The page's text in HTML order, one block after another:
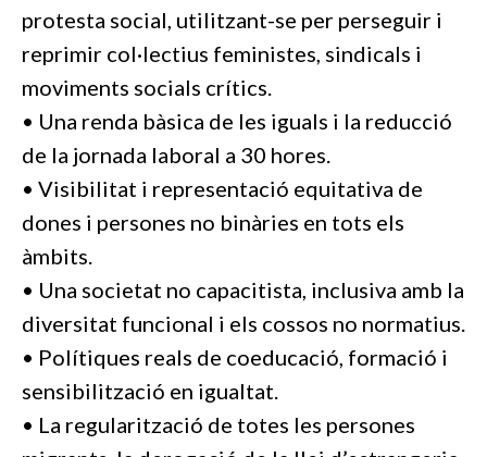
protesta social, utilitzant-se per perseguir i
reprimir col·lectius feministes, sindicals i
moviments socials crítics.
• Una renda bàsica de les iguals i la reducció
de la jornada laboral a 30 hores.
• Visibilitat i representació equitativa de
dones i persones no binàries en tots els
àmbits.
• Una societat no capacitista, inclusiva amb la
diversitat funcional i els cossos no normatius.
• Polítiques reals de coeducació, formació i
sensibilització en igualtat.
• La regularització de totes les persones